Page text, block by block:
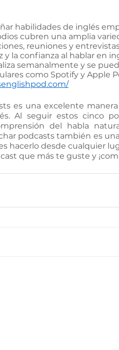
habilidades de inglés
cubren una amplia
reuniones y
y la confianza al hablar en
semanalmente y se
como Spotify y Apple
es una excelente
Al seguir estos cinco
del habla
podcasts también es
hacerlo desde cualquier
que más te guste y